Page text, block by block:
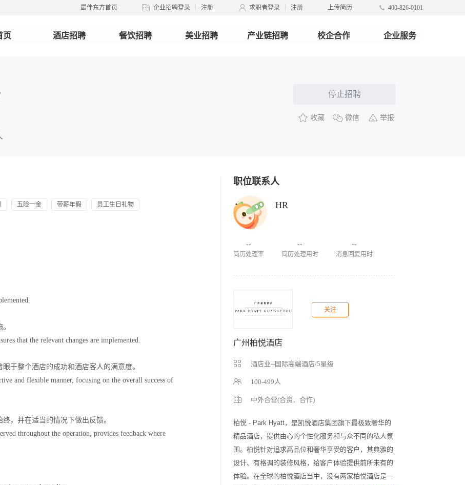
最佳东方首页 企业招聘登录 注册 求职者登录 注册 上传简历 400-826-0101
页 酒店招聘 餐饮招聘 美业招聘 产业链招聘 校企合作 企业服务
停止招聘
收藏 微信 举报
五险一金 带薪年假 员工生日礼物
that the relevant changes are implemented.
于整个酒店的成功和酒店客人的满意度。
and flexible manner, focusing on the overall success of
，并在适当的情况下做出反馈。
throughout the operation, provides feedback where
职位联系人
HR
--
简历处理率
--
简历处理用时
--
消息回复用时
关注
广州柏悦酒店
酒店业--国际高端酒店/5星级
100-499人
中外合营(合资．合作)
柏悦 - Park Hyatt，是凯悦酒店集团旗下最极致奢华的
精品酒店，提供由心的个性化服务和与众不同的私人氛
围。柏悦针对追求高品位和奢华享受的客户，其典雅的
设计、有格调的装修风格，给客户体验提供前所未有的
体验。在全球的柏悦酒店当中，没有两家柏悦酒店是一